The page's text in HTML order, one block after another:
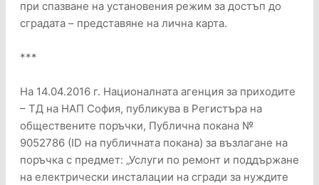
при спазване на установения режим за достъп до
сградата – представяне на лична карта.
***
На 14.04.2016 г. Националната агенция за приходите
– ТД на НАП София, публикува в Регистъра на
обществените поръчки, Публична покана №
9052786 (ID на публичната покана) за възлагане на
поръчка с предмет: „Услуги по ремонт и поддържане
на електрически инсталации на сгради за нуждите